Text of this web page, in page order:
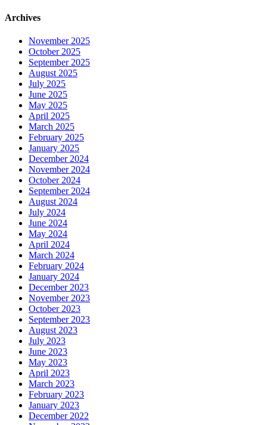
Archives
November 2025
October 2025
September 2025
August 2025
July 2025
June 2025
May 2025
April 2025
March 2025
February 2025
January 2025
December 2024
November 2024
October 2024
September 2024
August 2024
July 2024
June 2024
May 2024
April 2024
March 2024
February 2024
January 2024
December 2023
November 2023
October 2023
September 2023
August 2023
July 2023
June 2023
May 2023
April 2023
March 2023
February 2023
January 2023
December 2022